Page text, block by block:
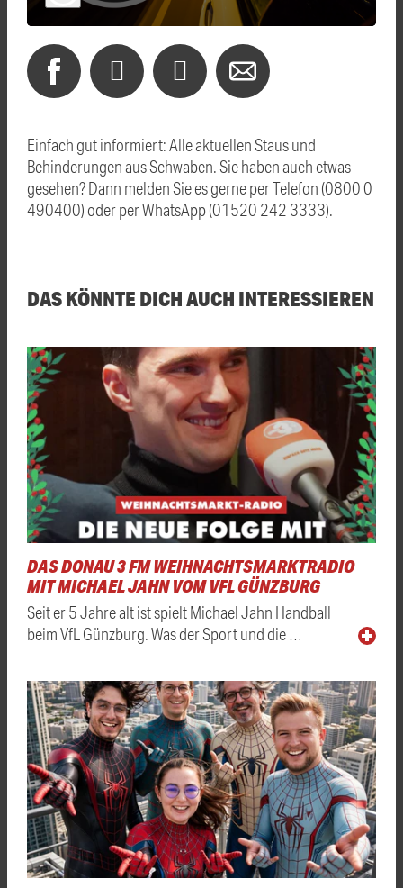
Einfach gut informiert: Alle aktuellen Staus und
Behinderungen aus Schwaben. Sie haben auch etwas
gesehen? Dann melden Sie es gerne per Telefon (0800 0
490400) oder per WhatsApp (01520 242 3333).
DAS KÖNNTE DICH AUCH INTERESSIEREN
DAS DONAU 3 FM WEIHNACHTSMARKTRADIO
MIT MICHAEL JAHN VOM VFL GÜNZBURG
Seit er 5 Jahre alt ist spielt Michael Jahn Handball
beim VfL Günzburg. Was der Sport und die …